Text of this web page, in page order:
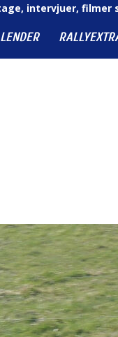
intervjuer,